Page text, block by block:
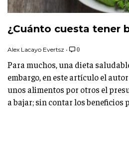
¿Cuánto cuesta tener
Alex Lacayo Evertsz • 0
Para muchos, una dieta
embargo, en este artículo el
unos alimentos por otros el
a bajar; sin contar los beneficios